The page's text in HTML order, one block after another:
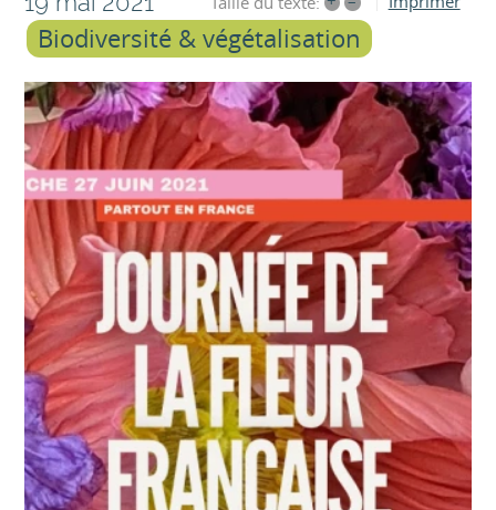
Biodiversité & végétalisation